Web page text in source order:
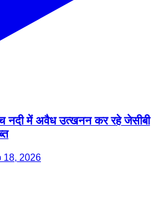
नदी में अवैध उत्खनन कर रहे जेसीबी
18, 2026